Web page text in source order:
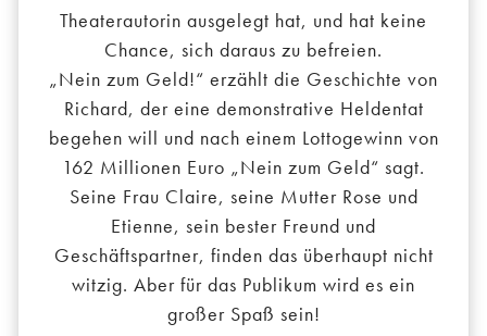
Theaterautorin ausgelegt hat, und hat keine
Chance, sich daraus zu befreien.
„Nein zum Geld!“ erzählt die Geschichte von
Richard, der eine demonstrative Heldentat
begehen will und nach einem Lottogewinn von
162 Millionen Euro „Nein zum Geld“ sagt.
Seine Frau Claire, seine Mutter Rose und
Etienne, sein bester Freund und
Geschäftspartner, finden das überhaupt nicht
witzig. Aber für das Publikum wird es ein
großer Spaß sein!